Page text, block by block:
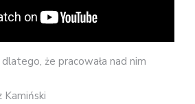
że pracowała nad nim
Kamiński